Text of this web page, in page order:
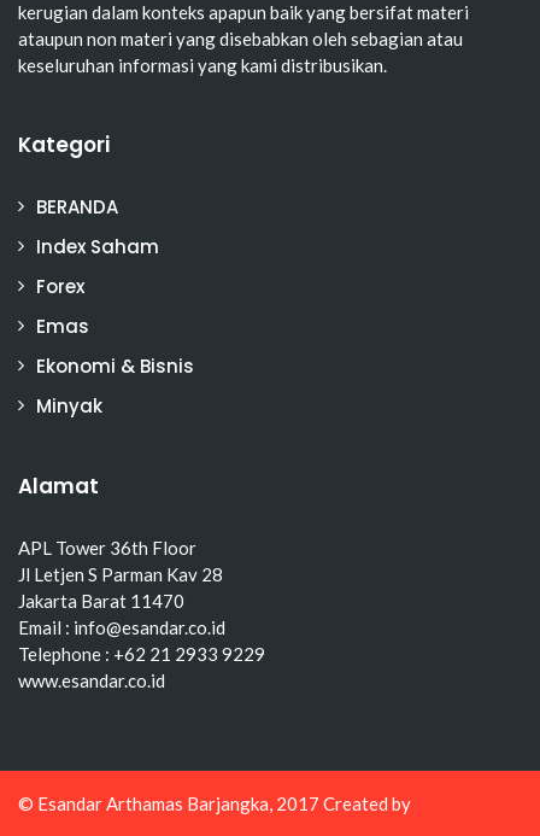
kerugian dalam konteks apapun baik yang bersifat materi
ataupun non materi yang disebabkan oleh sebagian atau
keseluruhan informasi yang kami distribusikan.
Kategori
BERANDA
Index Saham
Forex
Emas
Ekonomi & Bisnis
Minyak
Alamat
APL Tower 36th Floor
Jl Letjen S Parman Kav 28
Jakarta Barat 11470
Email : info@esandar.co.id
Telephone : +62 21 2933 9229
www.esandar.co.id
© Esandar Arthamas Barjangka, 2017 Created by